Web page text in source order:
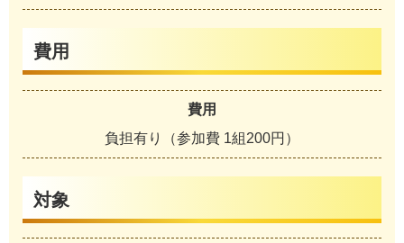
費用
費用
負担有り（参加費 1組200円）
対象